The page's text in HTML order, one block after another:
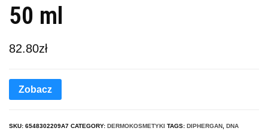
50 ml
82.80zł
Zobacz
SKU: 6548302209A7 CATEGORY: DERMOKOSMETYKI TAGS: DIPHERGAN, DNA